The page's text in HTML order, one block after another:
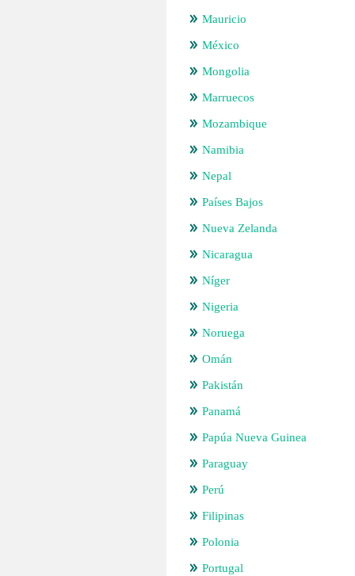
Mauricio
México
Mongolia
Marruecos
Mozambique
Namibia
Nepal
Países Bajos
Nueva Zelanda
Nicaragua
Níger
Nigeria
Noruega
Omán
Pakistán
Panamá
Papúa Nueva Guinea
Paraguay
Perú
Filipinas
Polonia
Portugal